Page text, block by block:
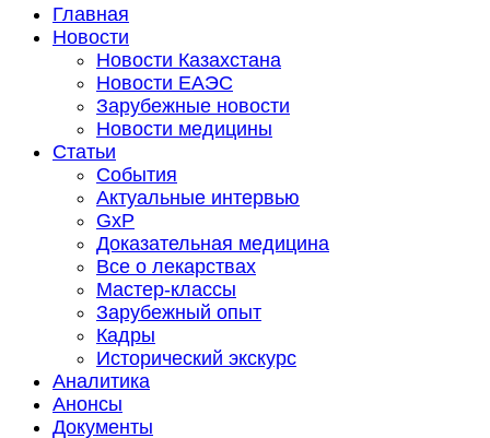
Главная
Новости
Новости Казахстана
Новости ЕАЭС
Зарубежные новости
Новости медицины
Статьи
События
Актуальные интервью
GxP
Доказательная медицина
Все о лекарствах
Мастер-классы
Зарубежный опыт
Кадры
Исторический экскурс
Аналитика
Анонсы
Документы